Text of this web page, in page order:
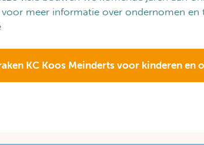
voor meer informatie over ondernomen en
KC Koos Meinderts voor kinderen en